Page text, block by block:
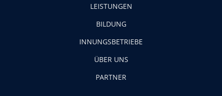
LEISTUNGEN
BILDUNG
INNUNGSBETRIEBE
ÜBER UNS
PARTNER